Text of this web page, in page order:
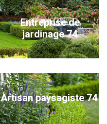
Entreprise de
jardinage 74
Artisan paysagiste 74